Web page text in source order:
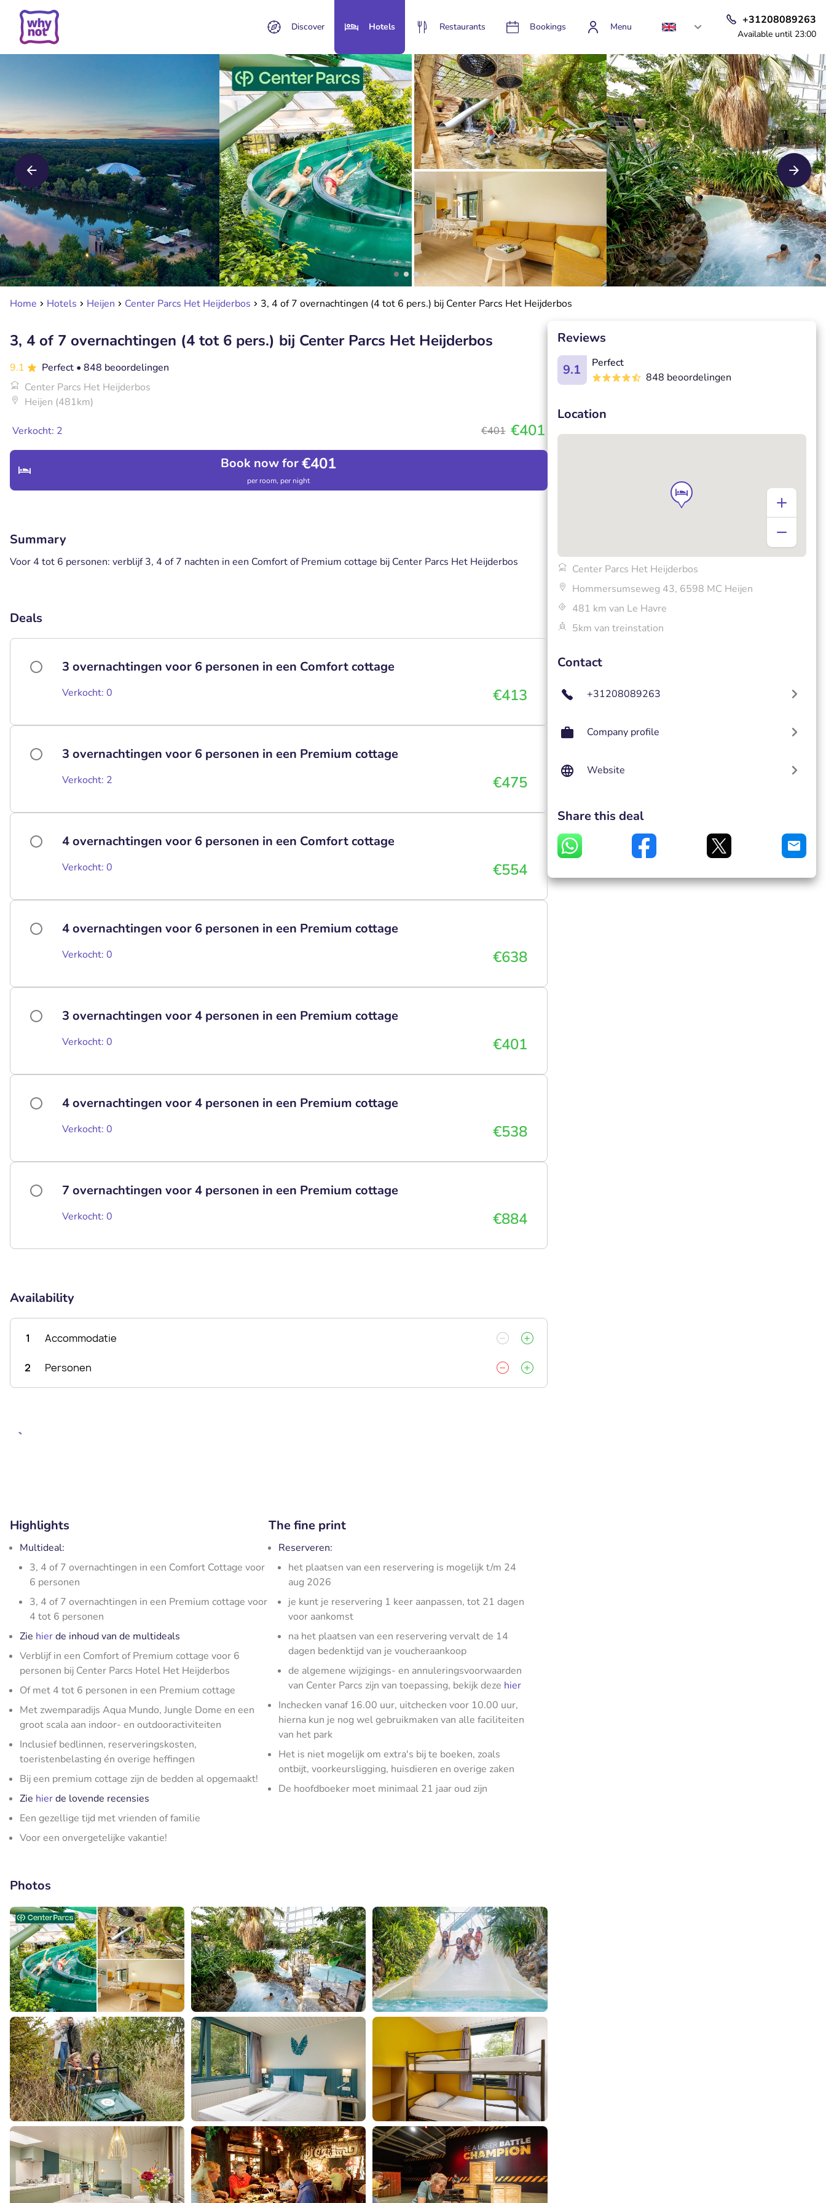
Discover Hotels Restaurants Bookings Menu
+31208089263
Available until 23:00
Home Hotels Heijen Center Parcs Het Heijderbos 3, 4 of 7 overnachtingen (4 tot 6 pers.) bij Center Parcs Het Heijderbos
3, 4 of 7 overnachtingen (4 tot 6 pers.) bij Center Parcs Het Heijderbos
9.1 Perfect • 848 beoordelingen
Center Parcs Het Heijderbos
Heijen (481km)
Verkocht: 2 €401 €401
Book now for€401
per room, per night
Summary
Voor 4 tot 6 personen: verblijf 3, 4 of 7 nachten in een Comfort of Premium cottage bij Center Parcs Het Heijderbos
Deals
3 overnachtingen voor 6 personen in een Comfort cottage
Verkocht: 0 €413
3 overnachtingen voor 6 personen in een Premium cottage
Verkocht: 2 €475
4 overnachtingen voor 6 personen in een Comfort cottage
Verkocht: 0 €554
4 overnachtingen voor 6 personen in een Premium cottage
Verkocht: 0 €638
3 overnachtingen voor 4 personen in een Premium cottage
Verkocht: 0 €401
4 overnachtingen voor 4 personen in een Premium cottage
Verkocht: 0 €538
7 overnachtingen voor 4 personen in een Premium cottage
Verkocht: 0 €884
Availability
1 Accommodatie
2 Personen
Highlights
Multideal:
3, 4 of 7 overnachtingen in een Comfort Cottage voor
6 personen
3, 4 of 7 overnachtingen in een Premium cottage voor
4 tot 6 personen
Zie hierde inhoud van de multideals
Verblijf in een Comfort of Premium cottage voor 6
personen bij Center Parcs Hotel Het Heijderbos
Of met 4 tot 6 personen in een Premium cottage
Met zwemparadijs Aqua Mundo, Jungle Dome en een
groot scala aan indoor- en outdooractiviteiten
Inclusief bedlinnen, reserveringskosten,
toeristenbelasting én overige heffingen
Bij een premium cottage zijn de bedden al opgemaakt!
Zie hierde lovende recensies
Een gezellige tijd met vrienden of familie
Voor een onvergetelijke vakantie!
The fine print
Reserveren:
het plaatsen van een reservering is mogelijk t/m 24
aug 2026
je kunt je reservering 1 keer aanpassen, tot 21 dagen
voor aankomst
na het plaatsen van een reservering vervalt de 14
dagen bedenktijd van je voucheraankoop
de algemene wijzigings- en annuleringsvoorwaarden
van Center Parcs zijn van toepassing, bekijk deze hier
Inchecken vanaf 16.00 uur, uitchecken voor 10.00 uur,
hierna kun je nog wel gebruikmaken van alle faciliteiten
van het park
Het is niet mogelijk om extra's bij te boeken, zoals
ontbijt, voorkeursligging, huisdieren en overige zaken
De hoofdboeker moet minimaal 21 jaar oud zijn
Photos
Reviews
9.1
Perfect
848 beoordelingen
Location
Center Parcs Het Heijderbos
Hommersumseweg 43, 6598 MC Heijen
481 km van Le Havre
5km van treinstation
Contact
+31208089263
Company profile
Website
Share this deal